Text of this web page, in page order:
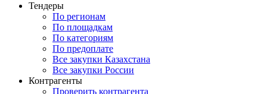
Тендеры
По регионам
По площадкам
По категориям
По предоплате
Все закупки Казахстана
Все закупки России
Контрагенты
Проверить контрагента